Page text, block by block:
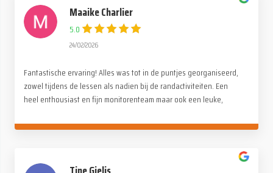
Maaike Charlier
5.0
24/02/2026
Fantastische ervaring! Alles was tot in de puntjes georganiseerd,
zowel tijdens de lessen als nadien bij de randactiviteiten. Een
heel enthousiast en fijn monitorenteam maar ook een leuke,
dankjewel voor deze onvergetelijke reis!